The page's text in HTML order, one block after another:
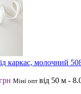
каркас, молочний
Міні опт від 50 м -